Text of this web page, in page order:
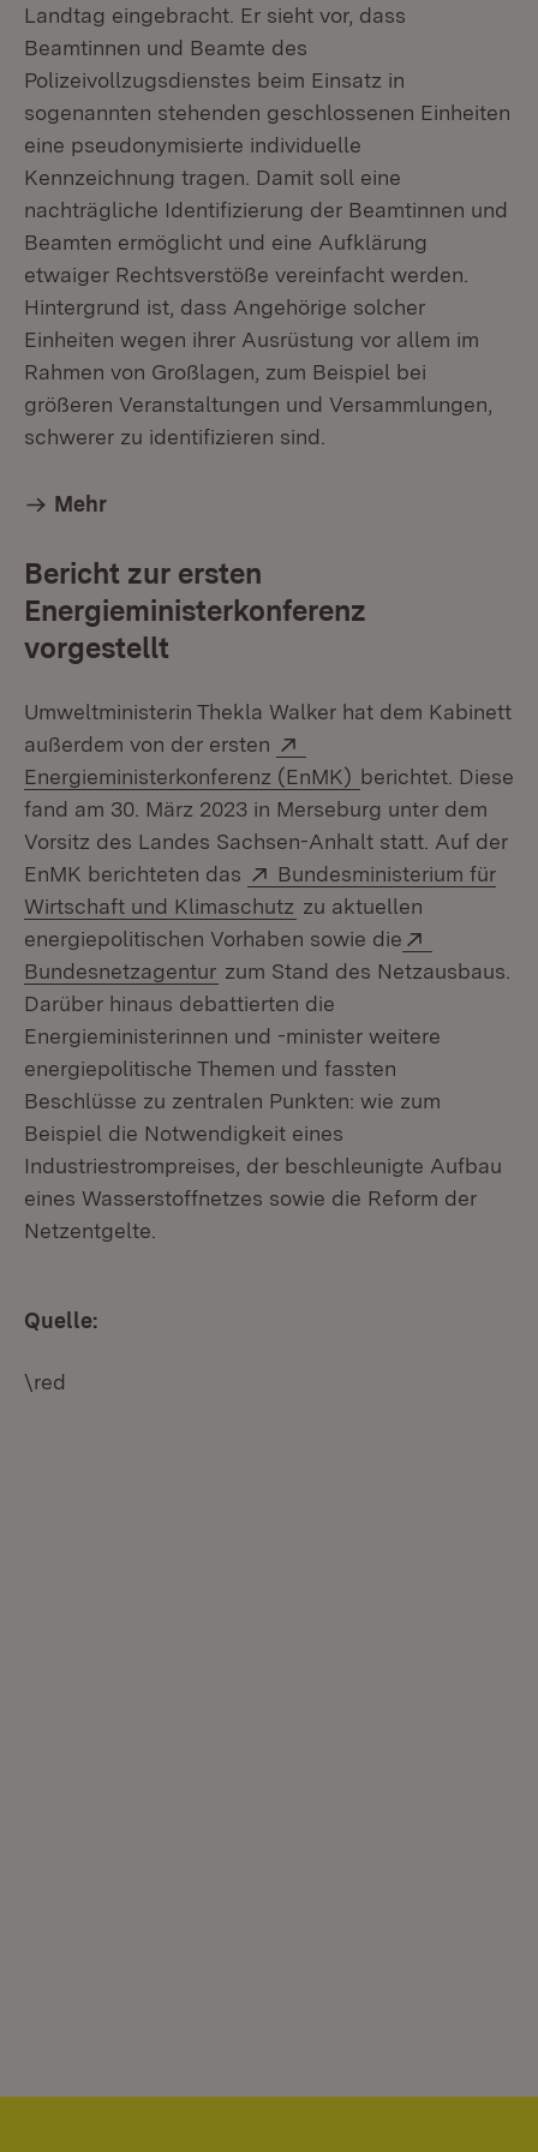
Landtag eingebracht. Er sieht vor, dass
Beamtinnen und Beamte des
Polizeivollzugsdienstes beim Einsatz in
sogenannten stehenden geschlossenen Einheiten
eine pseudonymisierte individuelle
Kennzeichnung tragen. Damit soll eine
nachträgliche Identifizierung der Beamtinnen und
Beamten ermöglicht und eine Aufklärung
etwaiger Rechtsverstöße vereinfacht werden.
Hintergrund ist, dass Angehörige solcher
Einheiten wegen ihrer Ausrüstung vor allem im
Rahmen von Großlagen, zum Beispiel bei
größeren Veranstaltungen und Versammlungen,
schwerer zu identifizieren sind.
Mehr
Bericht zur ersten
Energieministerkonferenz
vorgestellt
Umweltministerin Thekla Walker hat dem Kabinett
außerdem von der ersten
Energieministerkonferenz (EnMK) (Öffnet in neuem
berichtet. Diese
fand am 30. März 2023 in Merseburg unter dem
Vorsitz des Landes Sachsen-Anhalt statt. Auf der
EnMK berichteten das
Extern:
Bundesministerium für
Wirtschaft und Klimaschutz (Öffnet in neuem
zu aktuellen
energiepolitischen Vorhaben sowie die
Bundesnetzagentur (Öffnet in neuem Fenster)
zum Stand des Netzausbaus.
Darüber hinaus debattierten die
Energieministerinnen und -minister weitere
energiepolitische Themen und fassten
Beschlüsse zu zentralen Punkten: wie zum
Beispiel die Notwendigkeit eines
Industriestrompreises, der beschleunigte Aufbau
eines Wasserstoffnetzes sowie die Reform der
Netzentgelte.
Quelle:
\red